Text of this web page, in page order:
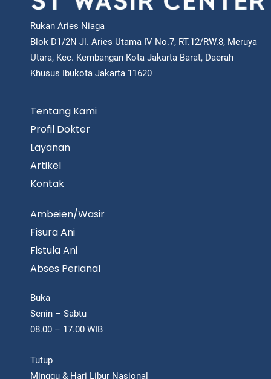
Rukan Aries Niaga
Blok D1/2N Jl. Aries Utama IV No.7, RT.12/RW.8, Meruya
Utara, Kec. Kembangan Kota Jakarta Barat, Daerah
Khusus Ibukota Jakarta 11620
Tentang Kami
Profil Dokter
Layanan
Artikel
Kontak
Ambeien/Wasir
Fisura Ani
Fistula Ani
Abses Perianal
Buka
Senin – Sabtu
08.00 – 17.00 WIB
Tutup
Minggu & Hari Libur Nasional